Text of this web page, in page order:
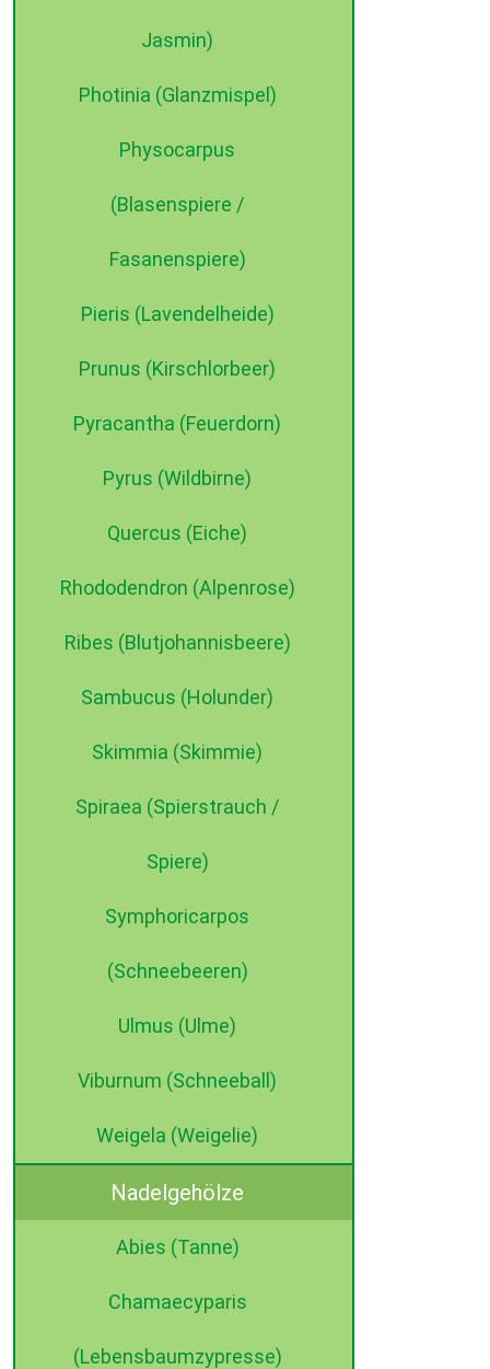
Jasmin)
Photinia (Glanzmispel)
Physocarpus
(Blasenspiere /
Fasanenspiere)
Pieris (Lavendelheide)
Prunus (Kirschlorbeer)
Pyracantha (Feuerdorn)
Pyrus (Wildbirne)
Quercus (Eiche)
Rhododendron (Alpenrose)
Ribes (Blutjohannisbeere)
Sambucus (Holunder)
Skimmia (Skimmie)
Spiraea (Spierstrauch /
Spiere)
Symphoricarpos
(Schneebeeren)
Ulmus (Ulme)
Viburnum (Schneeball)
Weigela (Weigelie)
Nadelgehölze
Abies (Tanne)
Chamaecyparis
(Lebensbaumzypresse)